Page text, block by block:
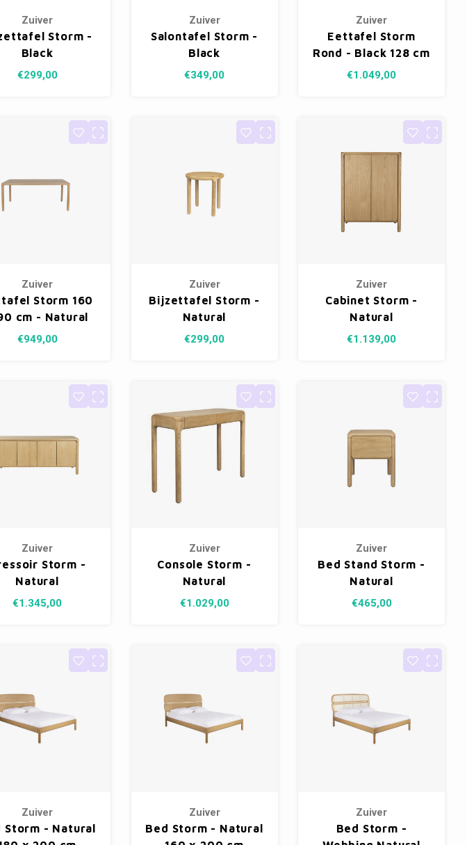
Zuiver
Storm -
Black
€299,00
Zuiver
Salontafel Storm -
Black
€349,00
Zuiver
Eettafel Storm
Rond - Black 128 cm
€1.049,00
Zuiver
Storm 160
cm - Natural
€949,00
Zuiver
Bijzettafel Storm -
Natural
€299,00
Zuiver
Cabinet Storm -
Natural
€1.139,00
Zuiver
Storm -
Natural
€1.345,00
Zuiver
Console Storm -
Natural
€1.029,00
Zuiver
Bed Stand Storm -
Natural
€465,00
Zuiver
Storm - Natural
Zuiver
Bed Storm - Natural
Zuiver
Bed Storm -